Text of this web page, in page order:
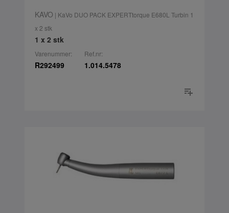
KAVO | KaVo DUO PACK EXPERTtorque E680L Turbin 1
x 2 stk
1 x 2 stk
Varenummer:
R292499
Ref.nr:
1.014.5478